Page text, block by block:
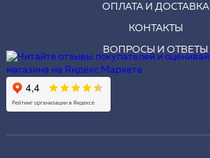
ОПЛАТА И ДОСТАВКА
КОНТАКТЫ
ВОПРОСЫ И ОТВЕТЫ